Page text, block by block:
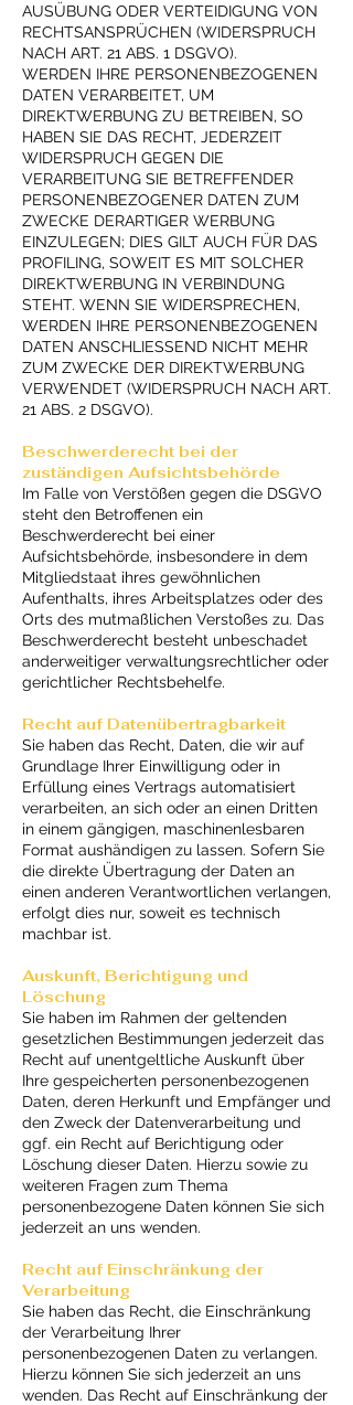
AUSÜBUNG ODER VERTEIDIGUNG VON
RECHTSANSPRÜCHEN (WIDERSPRUCH
NACH ART. 21 ABS. 1 DSGVO).
WERDEN IHRE PERSONENBEZOGENEN
DATEN VERARBEITET, UM
DIREKTWERBUNG ZU BETREIBEN, SO
HABEN SIE DAS RECHT, JEDERZEIT
WIDERSPRUCH GEGEN DIE
VERARBEITUNG SIE BETREFFENDER
PERSONENBEZOGENER DATEN ZUM
ZWECKE DERARTIGER WERBUNG
EINZULEGEN; DIES GILT AUCH FÜR DAS
PROFILING, SOWEIT ES MIT SOLCHER
DIREKTWERBUNG IN VERBINDUNG
STEHT. WENN SIE WIDERSPRECHEN,
WERDEN IHRE PERSONENBEZOGENEN
DATEN ANSCHLIESSEND NICHT MEHR
ZUM ZWECKE DER DIREKTWERBUNG
VERWENDET (WIDERSPRUCH NACH ART.
21 ABS. 2 DSGVO).
Beschwerde­recht bei der
zuständigen Aufsichts­behörde
Im Falle von Verstößen gegen die DSGVO
steht den Betroffenen ein
Beschwerderecht bei einer
Aufsichtsbehörde, insbesondere in dem
Mitgliedstaat ihres gewöhnlichen
Aufenthalts, ihres Arbeitsplatzes oder des
Orts des mutmaßlichen Verstoßes zu. Das
Beschwerderecht besteht unbeschadet
anderweitiger verwaltungsrechtlicher oder
gerichtlicher Rechtsbehelfe.
Recht auf Daten­übertrag­barkeit
Sie haben das Recht, Daten, die wir auf
Grundlage Ihrer Einwilligung oder in
Erfüllung eines Vertrags automatisiert
verarbeiten, an sich oder an einen Dritten
in einem gängigen, maschinenlesbaren
Format aushändigen zu lassen. Sofern Sie
die direkte Übertragung der Daten an
einen anderen Verantwortlichen verlangen,
erfolgt dies nur, soweit es technisch
machbar ist.
Auskunft, Berichtigung und
Löschung
Sie haben im Rahmen der geltenden
gesetzlichen Bestimmungen jederzeit das
Recht auf unentgeltliche Auskunft über
Ihre gespeicherten personenbezogenen
Daten, deren Herkunft und Empfänger und
den Zweck der Datenverarbeitung und
ggf. ein Recht auf Berichtigung oder
Löschung dieser Daten. Hierzu sowie zu
weiteren Fragen zum Thema
personenbezogene Daten können Sie sich
jederzeit an uns wenden.
Recht auf Einschränkung der
Verarbeitung
Sie haben das Recht, die Einschränkung
der Verarbeitung Ihrer
personenbezogenen Daten zu verlangen.
Hierzu können Sie sich jederzeit an uns
wenden. Das Recht auf Einschränkung der